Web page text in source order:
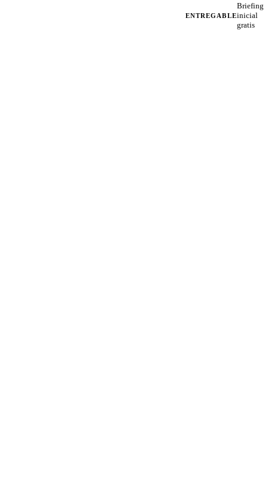
ENTREGABLE
Briefing
inicial
gratis